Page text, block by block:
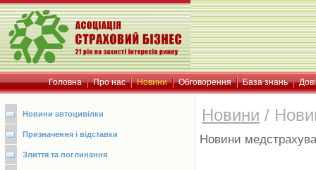
Головна Про нас Новини Обговорення База знань
Новини автоцивілки
Призначення і відставки
Злиття та поглинання
Новини /
Новини